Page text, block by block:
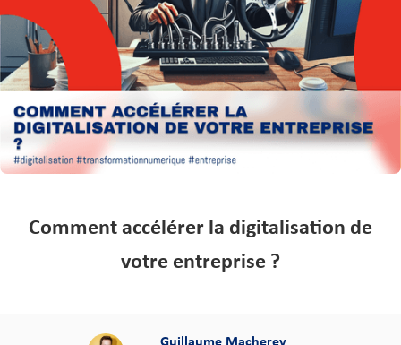
Comment accélérer la digitalisation de
votre entreprise ?
Guillaume Macherey